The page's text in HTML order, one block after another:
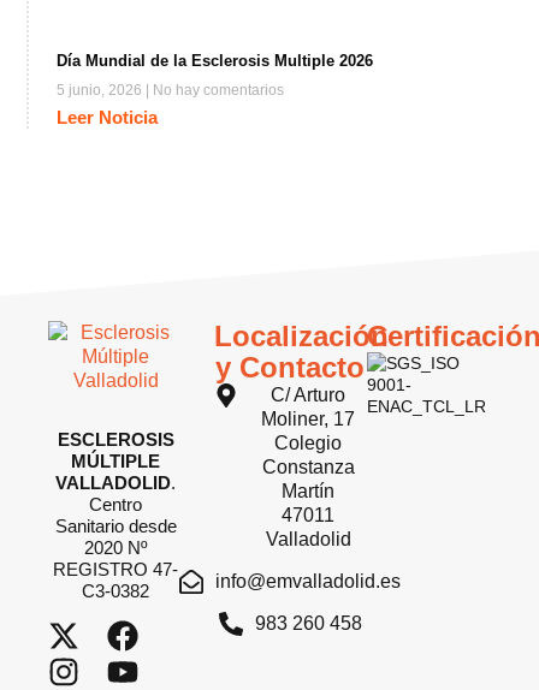
Día Mundial de la Esclerosis Multiple 2026
5 junio, 2026 No hay comentarios
Leer Noticia
ESCLEROSIS
MÚLTIPLE
VALLADOLID.
Centro
Sanitario desde
2020 Nº
REGISTRO 47-
C3-0382
Localización
y Contacto
C/ Arturo
Moliner, 17
Colegio
Constanza
Martín
47011
Valladolid
info@emvalladolid.es
983 260 458